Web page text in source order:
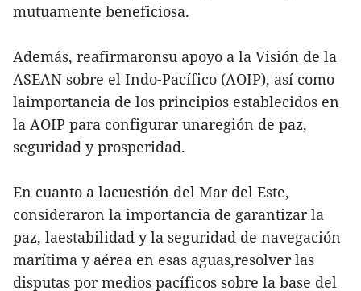
mutuamente beneficiosa.
Además, reafirmaronsu apoyo a la Visión de la
ASEAN sobre el Indo-Pacífico (AOIP), así como
laimportancia de los principios establecidos en
la AOIP para configurar unaregión de paz,
seguridad y prosperidad.
En cuanto a lacuestión del Mar del Este,
consideraron la importancia de garantizar la
paz, laestabilidad y la seguridad de navegación
marítima y aérea en esas aguas,resolver las
disputas por medios pacíficos sobre la base del